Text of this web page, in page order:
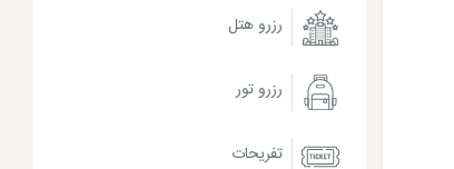
رزرو هتل
رزرو تور
تفریحات